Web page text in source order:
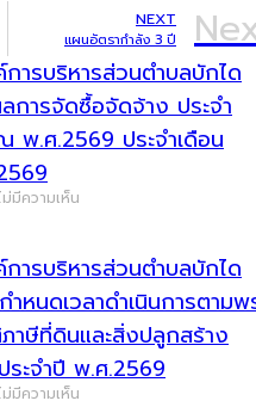
NEXT
แผนอัตรากำลัง 3 ปี
ารบริหารส่วนตำบลบักได
การจัดซื้อจัดจ้าง ประจำ
พ.ศ.2569 ประจำเดือน
ม่มีความเห็น
ารบริหารส่วนตำบลบักได
ำหนดเวลาดำเนินการตามพ
ษีที่ดินและสิ่งปลูกสร้าง
ะจำปี พ.ศ.2569
ม่มีความเห็น